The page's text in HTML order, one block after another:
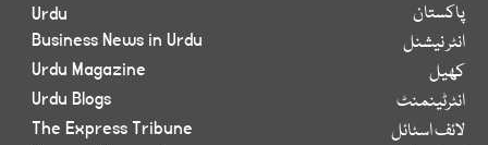
پاکستان
انٹر نیشنل
کھیل
انٹرٹینمنٹ
لائف اسٹائل
Urdu
Business News in Urdu
Urdu Magazine
Urdu Blogs
The Express Tribune